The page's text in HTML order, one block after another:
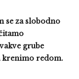
se za slobodno
grube
krenimo redom.